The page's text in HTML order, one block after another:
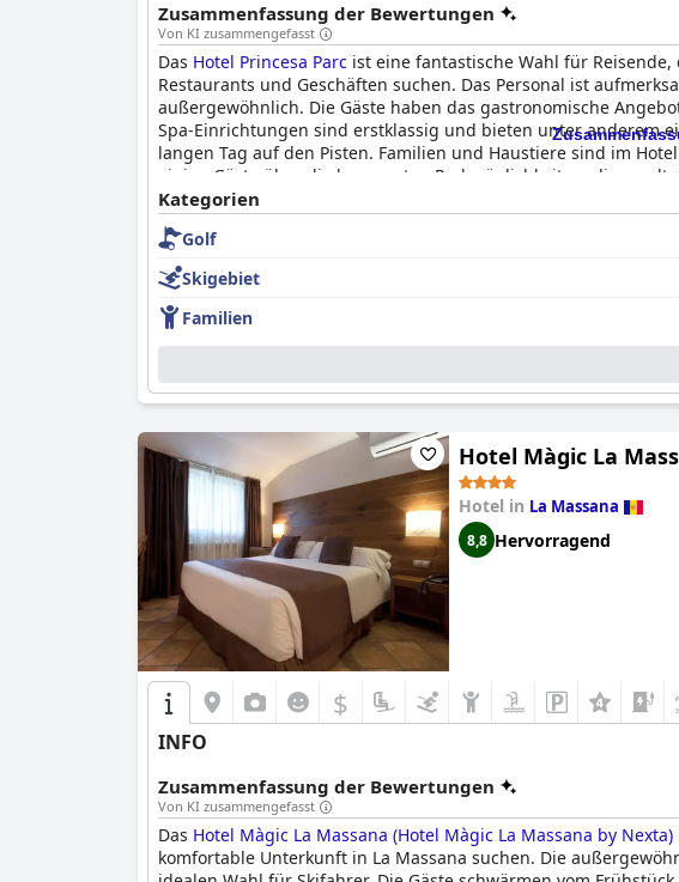
Zusammenfassung der Bewertungen
Von KI zusammengefasst
Das Hotel Princesa Parc ist eine fantastische Wahl für
Restaurants und Geschäften suchen. Das Personal ist
außergewöhnlich. Die Gäste haben das gastronomische
Spa-Einrichtungen sind erstklassig und bieten unter anderem
langen Tag auf den Pisten. Familien und Haustiere sind im
einige Gäste über die begrenzten Parkmöglichkeiten, die
Aufenthalt und würde das Hotel weiterempfehlen. Die Lage
idealen Wahl für einen unvergesslichen Urlaub in Andorra.
Kategorien
Golf
Skigebiet
Familien
Hotel Màgic La
Hotel in La Massana
8,8 Hervorragend
$
INFO
Zusammenfassung der Bewertungen
Von KI zusammengefasst
Das Hotel Màgic La Massana (Hotel Màgic La Massana by Nexta)
komfortable Unterkunft in La Massana suchen. Die